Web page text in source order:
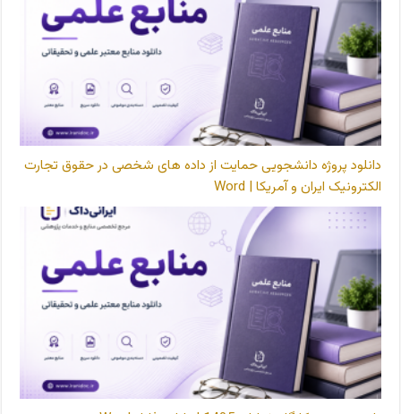
دانلود پروژه دانشجویی حمایت از داده های شخصی در حقوق تجارت
الکترونیک ایران و آمریکا | Word